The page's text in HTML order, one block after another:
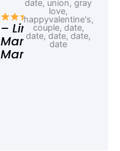
– Linda,
Marketing
Manager